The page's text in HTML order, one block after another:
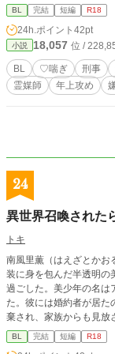
BL 完結 短編 R18
24h.ポイント 42pt
小説 18,057 位 /
BL ♡喘ぎ 刑事
霊媒師
年上攻め
24
異世界召喚された
トキ
南風里薫（はえざとかお
装に身を包んだ半透明の
過ごした。美少年の名は
た。彼には婚約者が居た
棄され、家族からも見放
彼を慰めた。薫の言葉に
界に帰ったのかと安堵し
BL 完結 短編 R18